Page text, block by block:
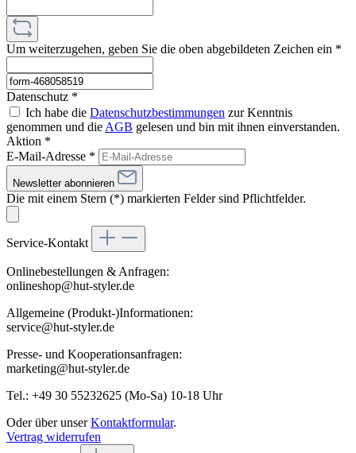
Um weiterzugehen, geben Sie die oben abgebildeten Zeichen ein *
Datenschutz *
Ich habe die Datenschutzbestimmungen zur Kenntnis
genommen und die AGB gelesen und bin mit ihnen einverstanden.
Aktion *
E-Mail-Adresse *
Newsletter abonnieren
Die mit einem Stern (*) markierten Felder sind Pflichtfelder.
Service-Kontakt
Onlinebestellungen & Anfragen:
onlineshop@hut-styler.de
Allgemeine (Produkt-)Informationen:
service@hut-styler.de
Presse- und Kooperationsanfragen:
marketing@hut-styler.de
Tel.: +49 30 55232625 (Mo-Sa) 10-18 Uhr
Oder über unserKontaktformular.
Vertrag widerrufen